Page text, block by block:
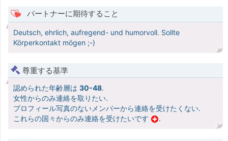
パートナーに期待すること
Deutsch, ehrlich, aufregend- und humorvoll. Sollte
Körperkontakt mögen ;-)
尊重する基準
認められた年齢層は 30-48.
女性からのみ連絡を取りたい.
プロフィール写真のないメンバーから連絡を受けたくない.
これらの国々からのみ連絡を受けたいです
.